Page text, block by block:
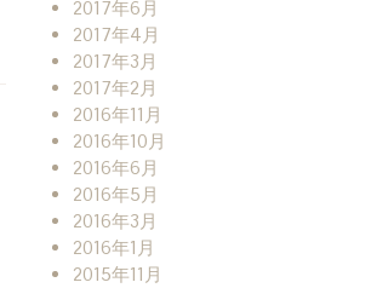
2017年6月
2017年4月
2017年3月
2017年2月
2016年11月
2016年10月
2016年6月
2016年5月
2016年3月
2016年1月
2015年11月